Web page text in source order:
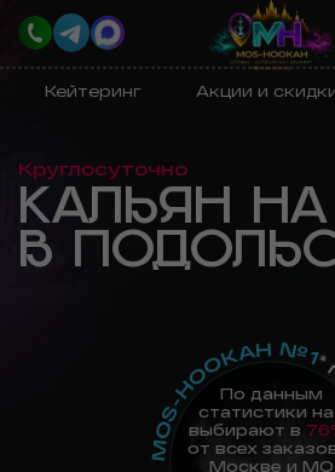
Кейтеринг Акции и
Круглосуточно
КАЛЬЯН
В
MOS-HOOKAH №1
По данным
статистики
выбирают в
от всех
Москве и МО